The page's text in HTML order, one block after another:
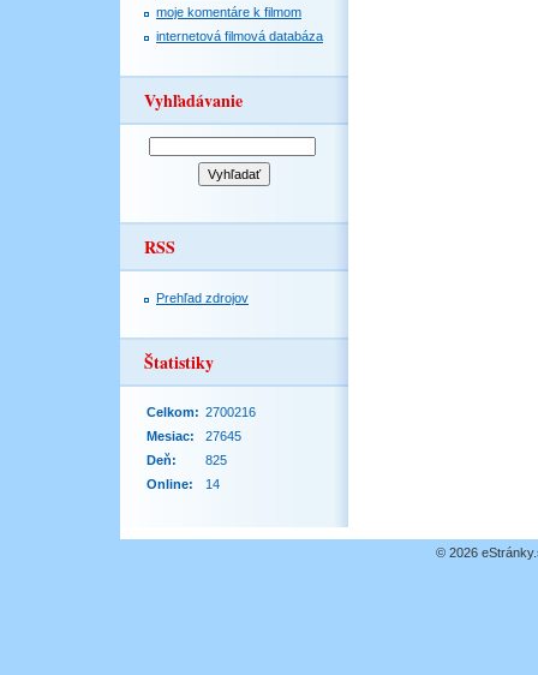
moje komentáre k filmom
internetová filmová databáza
Vyhľadávanie
RSS
Prehľad zdrojov
Štatistiky
Online: 14
Celkom: 2700216
Mesiac:
27645
Deň:
825
© 2026